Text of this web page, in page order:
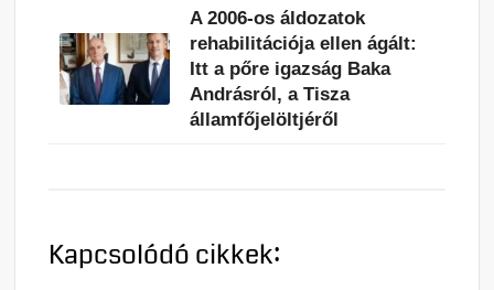
A 2006-os áldozatok
rehabilitációja ellen ágált:
Itt a pőre igazság Baka
Andrásról, a Tisza
államfőjelöltjéről
Kapcsolódó cikkek: